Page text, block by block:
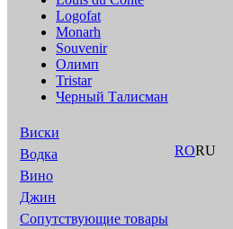
Logofat
Monarh
Souvenir
Олимп
Tristar
Черный Талисман
Виски
Водка
Вино
Джин
Сопутствующие товары
RORU